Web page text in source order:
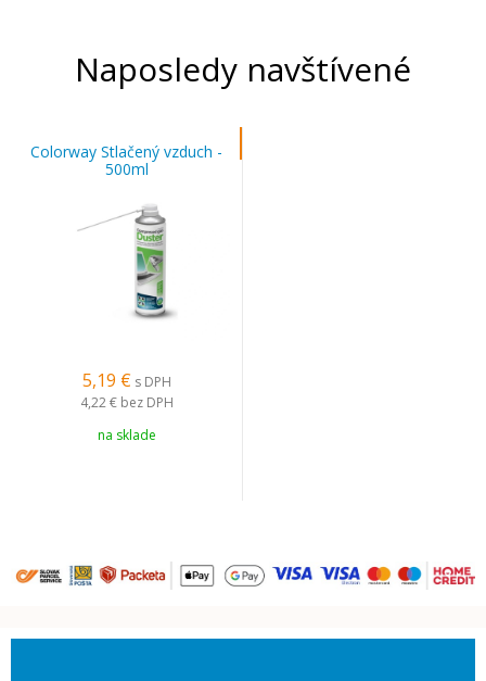
Naposledy navštívené
Colorway Stlačený vzduch -
500ml
5,19 € s DPH
4,22 € bez DPH
na sklade